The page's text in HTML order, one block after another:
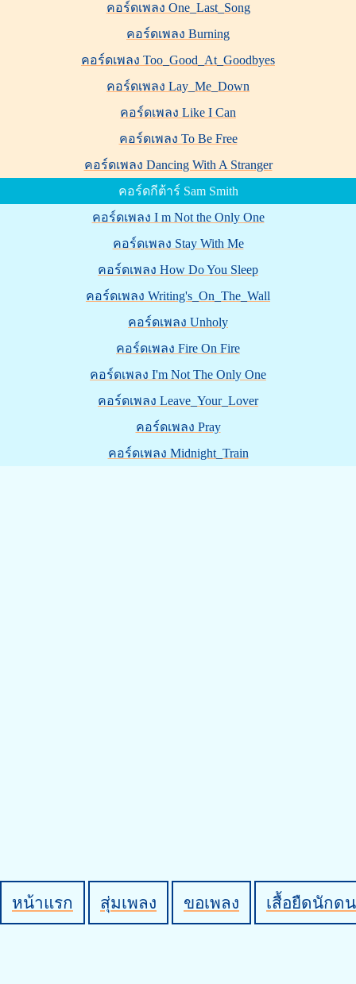
คอร์ดเพลง One_Last_Song
คอร์ดเพลง Burning
คอร์ดเพลง Too_Good_At_Goodbyes
คอร์ดเพลง Lay_Me_Down
คอร์ดเพลง Like I Can
คอร์ดเพลง To Be Free
คอร์ดเพลง Dancing With A Stranger
คอร์ดกีต้าร์ Sam Smith
คอร์ดเพลง I m Not the Only One
คอร์ดเพลง Stay With Me
คอร์ดเพลง How Do You Sleep
คอร์ดเพลง Writing's_On_The_Wall
คอร์ดเพลง Unholy
คอร์ดเพลง Fire On Fire
คอร์ดเพลง I'm Not The Only One
คอร์ดเพลง Leave_Your_Lover
คอร์ดเพลง Pray
คอร์ดเพลง Midnight_Train
หน้าแรก สุ่มเพลง ขอเพลง เสื้อยืดนักด